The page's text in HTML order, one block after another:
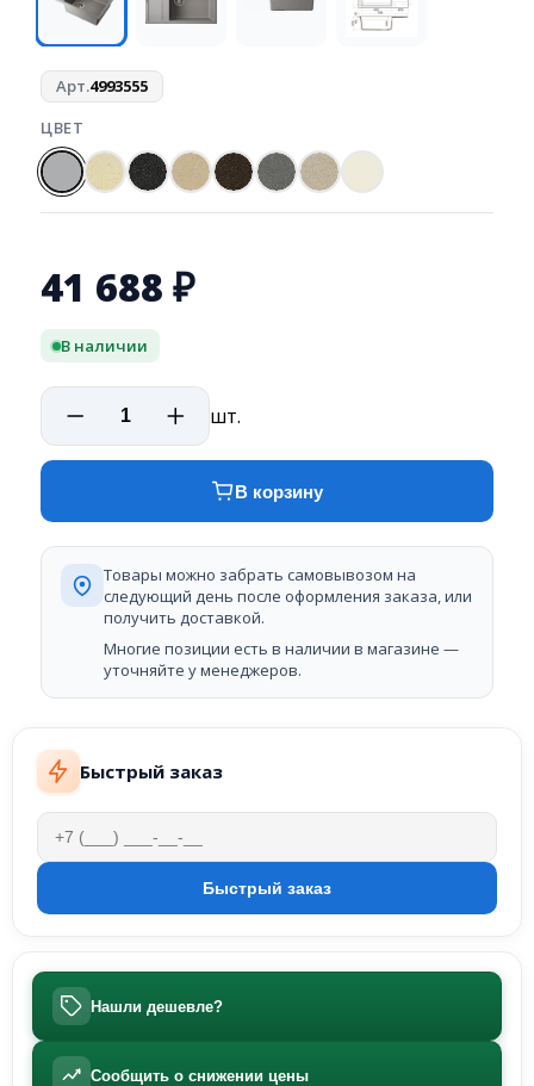
Быстрый заказ
Нашли дешевле?
Сообщить о снижении цены
Арт.4993555
ЦВЕТ
41 688 ₽
В наличии
шт.
В корзину
Товары можно забрать самовывозом на
следующий день после оформления заказа, или
получить доставкой.
Многие позиции есть в наличии в магазине —
уточняйте у менеджеров.